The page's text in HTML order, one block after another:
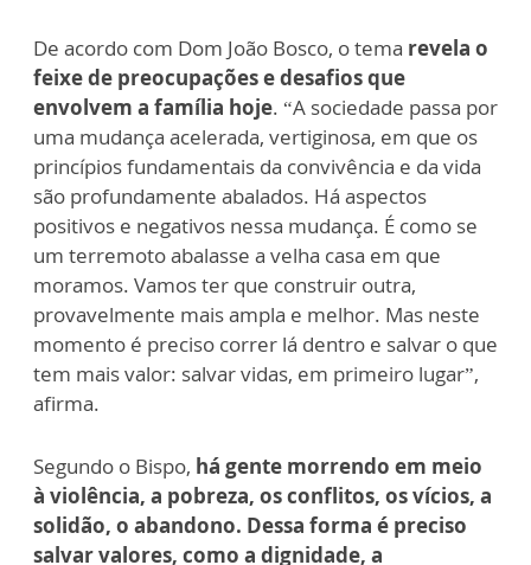
De acordo com Dom João Bosco, o tema revela o
feixe de preocupações e desafios que
envolvem a família hoje. “A sociedade passa por
uma mudança acelerada, vertiginosa, em que os
princípios fundamentais da convivência e da vida
são profundamente abalados. Há aspectos
positivos e negativos nessa mudança. É como se
um terremoto abalasse a velha casa em que
moramos. Vamos ter que construir outra,
provavelmente mais ampla e melhor. Mas neste
momento é preciso correr lá dentro e salvar o que
tem mais valor: salvar vidas, em primeiro lugar”,
afirma.
Segundo o Bispo, há gente morrendo em meio
à violência, a pobreza, os conflitos, os vícios, a
solidão, o abandono. Dessa forma é preciso
salvar valores, como a dignidade, a